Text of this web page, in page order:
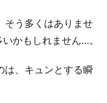
そう多くはありませ
かもしれません…。
は、キュンとする瞬